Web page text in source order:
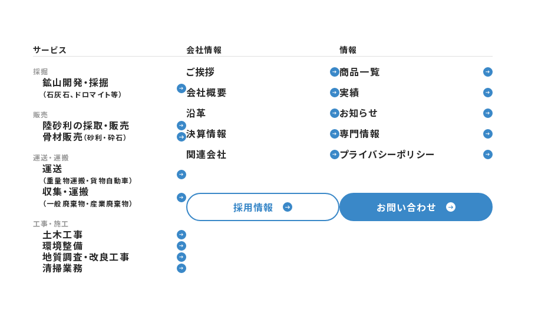
サービス
採掘
鉱山開発・採掘
（石灰石、ドロマイト等）
販売
陸砂利の採取・販売
骨材販売（砂利・砕石）
運送・運搬
運送
（重量物運搬・貨物自動車）
収集・運搬
（一般廃棄物・産業廃棄物）
工事・施工
土木工事
環境整備
地質調査・改良工事
清掃業務
会社情報
ご挨拶
会社概要
沿革
決算情報
関連会社
採用情報
情報
商品一覧
実績
お知らせ
専門情報
プライバシーポリシー
お問い合わせ